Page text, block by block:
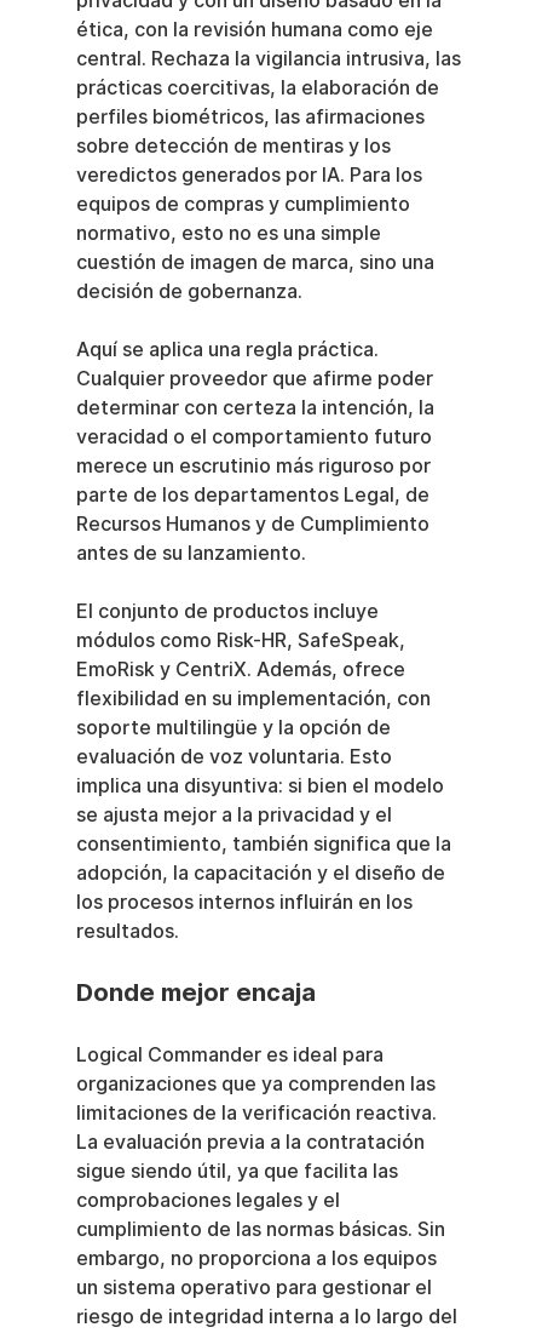
ética, con la revisión humana como eje
central. Rechaza la vigilancia intrusiva, las
prácticas coercitivas, la elaboración de
perfiles biométricos, las afirmaciones
sobre detección de mentiras y los
veredictos generados por IA. Para los
equipos de compras y cumplimiento
normativo, esto no es una simple
cuestión de imagen de marca, sino una
decisión de gobernanza.
Aquí se aplica una regla práctica.
Cualquier proveedor que afirme poder
determinar con certeza la intención, la
veracidad o el comportamiento futuro
merece un escrutinio más riguroso por
parte de los departamentos Legal, de
Recursos Humanos y de Cumplimiento
antes de su lanzamiento.
El conjunto de productos incluye
módulos como Risk-HR, SafeSpeak,
EmoRisk y CentriX. Además, ofrece
flexibilidad en su implementación, con
soporte multilingüe y la opción de
evaluación de voz voluntaria. Esto
implica una disyuntiva: si bien el modelo
se ajusta mejor a la privacidad y el
consentimiento, también significa que la
adopción, la capacitación y el diseño de
los procesos internos influirán en los
resultados.
Donde mejor encaja
Logical Commander es ideal para
organizaciones que ya comprenden las
limitaciones de la verificación reactiva.
La evaluación previa a la contratación
sigue siendo útil, ya que facilita las
comprobaciones legales y el
cumplimiento de las normas básicas. Sin
embargo, no proporciona a los equipos
un sistema operativo para gestionar el
riesgo de integridad interna a lo largo del